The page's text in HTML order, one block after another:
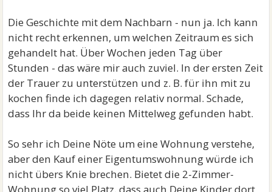
Die Geschichte mit dem Nachbarn - nun ja. Ich kann
nicht recht erkennen, um welchen Zeitraum es sich
gehandelt hat. Über Wochen jeden Tag über
Stunden - das wäre mir auch zuviel. In der ersten Zeit
der Trauer zu unterstützen und z. B. für ihn mit zu
kochen finde ich dagegen relativ normal. Schade,
dass Ihr da beide keinen Mittelweg gefunden habt.
So sehr ich Deine Nöte um eine Wohnung verstehe,
aber den Kauf einer Eigentumswohnung würde ich
nicht übers Knie brechen. Bietet die 2-Zimmer-